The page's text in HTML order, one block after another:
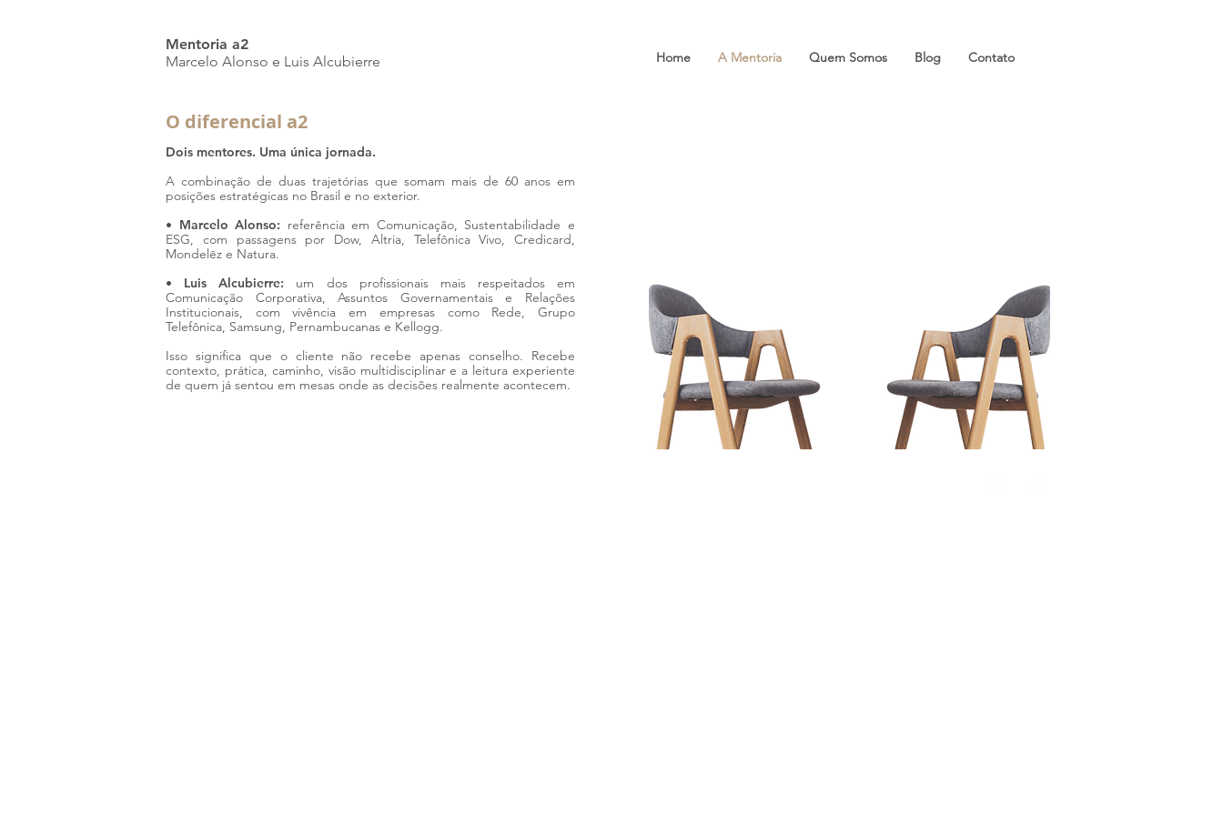
Mentoria a2
Marcelo Alonso e Luis Alcubierre
Home A Mentoria Quem Somos Blog Contato
O diferencial a2
Dois mentores. Uma única jornada.
A combinação de duas trajetórias que somam mais de 60 anos em
posições estratégicas no Brasil e no exterior.
• Marcelo Alonso: referência em Comunicação, Sustentabilidade e
ESG, com passagens por Dow, Altria, Telefônica Vivo, Credicard,
Mondelēz e Natura.
• Luis Alcubierre: um dos profissionais mais respeitados em
Comunicação Corporativa, Assuntos Governamentais e Relações
Institucionais, com vivência em empresas como Rede, Grupo
Telefônica, Samsung, Pernambucanas e Kellogg.
Isso significa que o cliente não recebe apenas conselho. Recebe
contexto, prática, caminho, visão multidisciplinar e a leitura experiente
de quem já sentou em mesas onde as decisões realmente acontecem.